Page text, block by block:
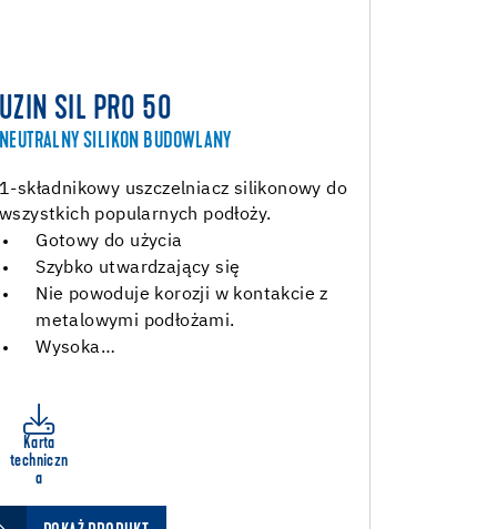
UZIN SIL PRO 50
NEUTRALNY SILIKON BUDOWLANY
1-składnikowy uszczelniacz silikonowy do
wszystkich popularnych podłoży.
Gotowy do użycia
Szybko utwardzający się
Nie powoduje korozji w kontakcie z
metalowymi podłożami.
Wysoka…
Karta
techniczn
a